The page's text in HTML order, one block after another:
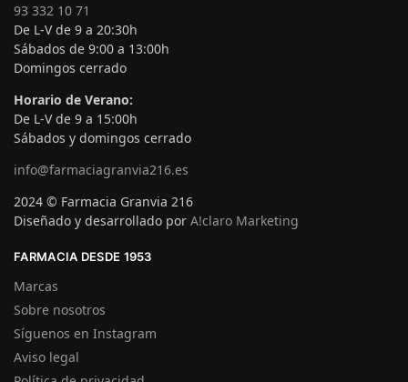
93 332 10 71
De L-V de 9 a 20:30h
Sábados de 9:00 a 13:00h
Domingos cerrado
Horario de Verano:
De L-V de 9 a 15:00h
Sábados y domingos cerrado
info@farmaciagranvia216.es
2024 © Farmacia Granvia 216
Diseñado y desarrollado por A!claro Marketing
FARMACIA DESDE 1953
Marcas
Sobre nosotros
Síguenos en Instagram
Aviso legal